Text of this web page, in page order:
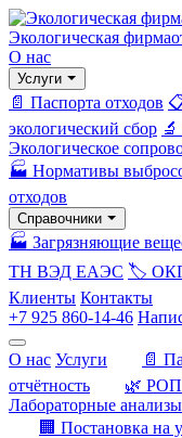
Экологическая фирма
О нас
Услуги
📄 Паспорта отходов
экологический сбор
Экологическое
🏭 Нормативы
отходов
Справочники
🏭 Загрязняющие
ТН ВЭД ЕАЭС 🏷️
Клиенты Контакты
+7 925 860-14-46
О нас Услуги 📄
отчётность
🌿 РОП
Лабораторные анализы
🏢 Постановка